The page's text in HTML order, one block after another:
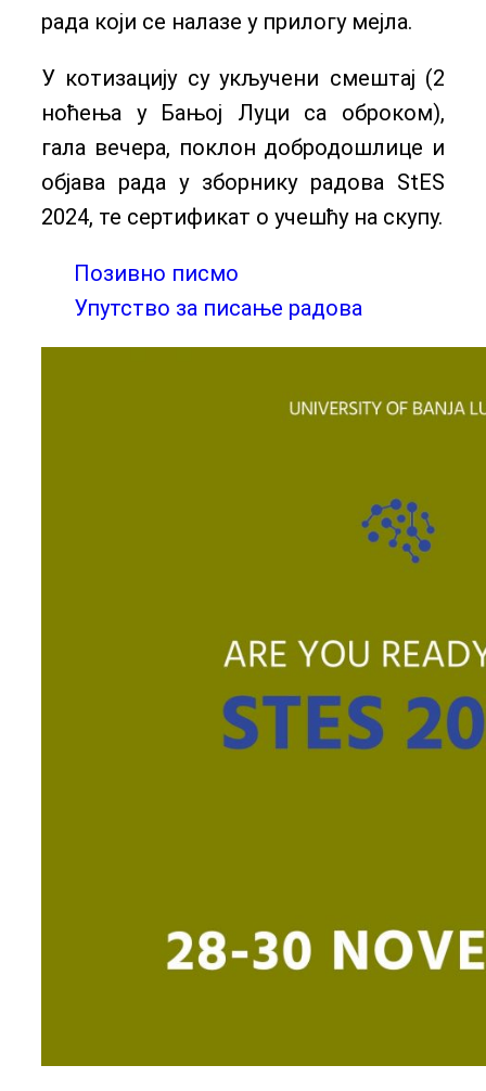
рада који се налазе у прилогу мејла.
У котизацију су укључени смештај (2
ноћења у Бањој Луци са оброком),
гала вечера, поклон добродошлице и
објава рада у зборнику радова StES
2024, те сертификат о учешћу на скупу.
Позивно писмо
Упутство за писање радова